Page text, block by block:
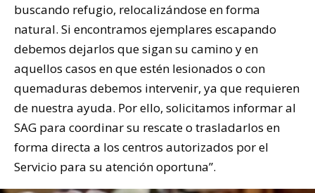
buscando refugio, relocalizándose en forma
natural. Si encontramos ejemplares escapando
debemos dejarlos que sigan su camino y en
aquellos casos en que estén lesionados o con
quemaduras debemos intervenir, ya que requieren
de nuestra ayuda. Por ello, solicitamos informar al
SAG para coordinar su rescate o trasladarlos en
forma directa a los centros autorizados por el
Servicio para su atención oportuna”.